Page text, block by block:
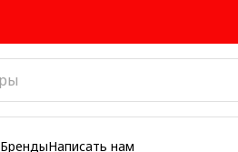
БрендыНаписать нам